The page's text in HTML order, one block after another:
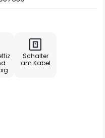
Schalter
am Kabel